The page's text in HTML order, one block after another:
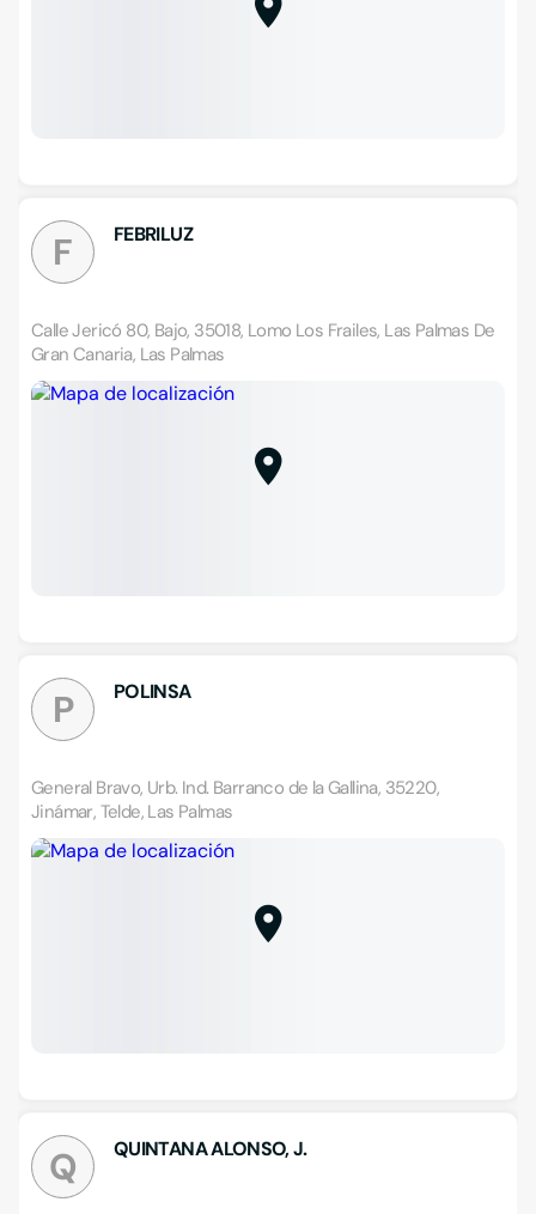
F FEBRILUZ
Calle Jericó 80, Bajo, 35018, Lomo Los Frailes, Las Palmas De
Gran Canaria, Las Palmas
P POLINSA
General Bravo, Urb. Ind. Barranco de la Gallina, 35220,
Jinámar, Telde, Las Palmas
Q QUINTANA ALONSO, J.